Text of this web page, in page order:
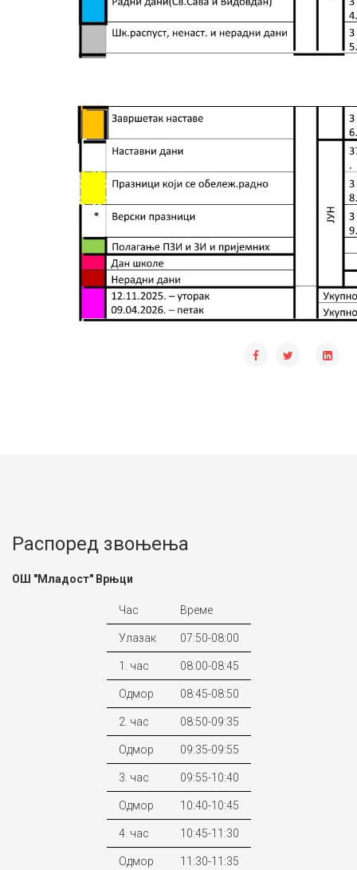
Распоред звоњења
ОШ "Младост" Врњци
Час Време
Улазак 07:50-08:00
1. час 08:00-08:45
Одмор 08:45-08:50
2. час 08:50-09:35
Одмор 09:35-09:55
3. час 09:55-10:40
Одмор 10:40-10:45
4. час 10:45-11:30
Одмор 11:30-11:35